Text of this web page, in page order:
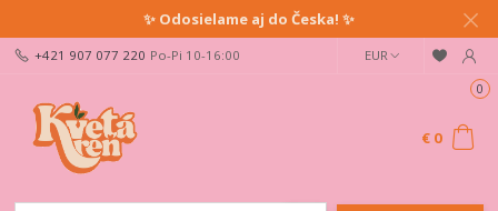
✨ Odosielame aj do Česka! ✨
EUR
+421 907 077 220 Po-Pi 10-16:00
0
€ 0